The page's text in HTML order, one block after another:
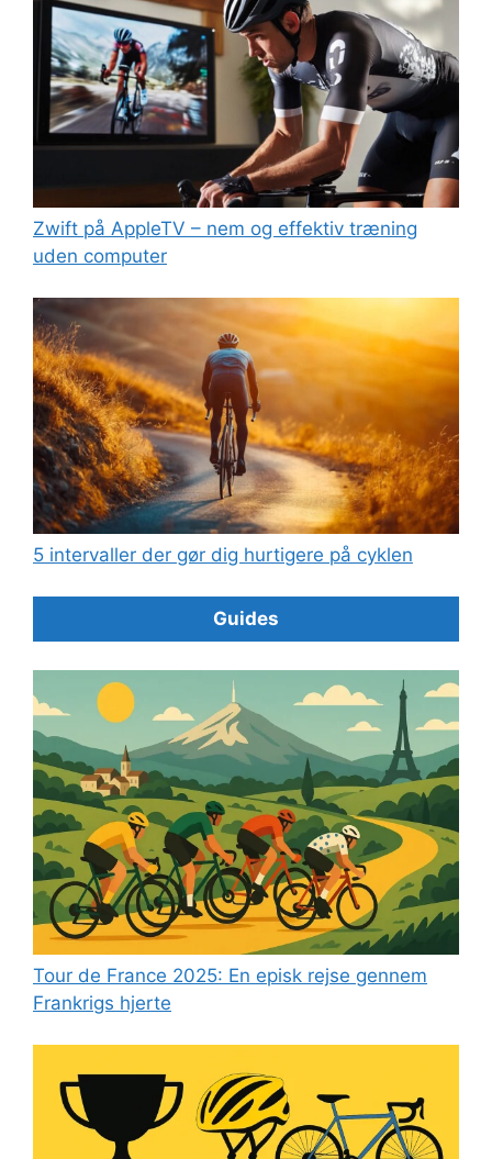
Zwift på AppleTV – nem og effektiv træning
uden computer
5 intervaller der gør dig hurtigere på cyklen
Guides
Tour de France 2025: En episk rejse gennem
Frankrigs hjerte